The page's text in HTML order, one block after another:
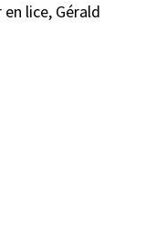
lice, Gérald